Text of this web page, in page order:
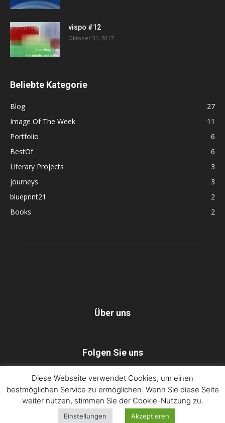
vispo #12
Oktober 31, 2017
Beliebte Kategorie
Blog
27
Image Of The Week
11
Portfolio
6
BestOf
6
Literary Projects
3
journeys
3
blueprint21
2
Books
2
Über uns
Folgen Sie uns
Dorothee Lang – blueprint21
Impressum
Datenschutzerklärung / Privacy Policy
Diese Webseite verwendet Cookies, um einen
bestmöglichen Service zu ermöglichen. Wenn Sie diese Seite
weiter nutzen, stimmen Sie der Cookie-Nutzung zu.
Einstellungen Akzeptieren